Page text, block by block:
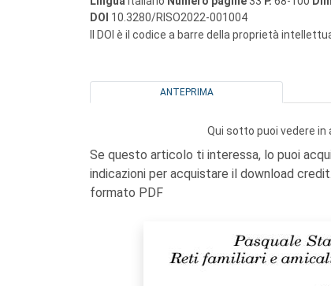
DOI 10.3280/RISO2022-001004
Il DOI è il codice a barre della proprietà
ANTEPRIMA
Qui sotto puoi vedere in
Se questo articolo ti interessa, lo puoi
indicazioni per acquistare il download credit.
formato PDF